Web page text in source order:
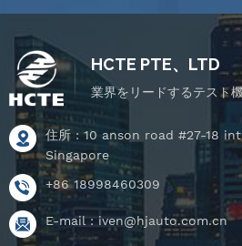
HCTE PTE、LTD
業界をリードするテスト
住所 : 10 anson road #27-18
Singapore
+86 18998460309
E-mail :iven@hjauto.com.cn